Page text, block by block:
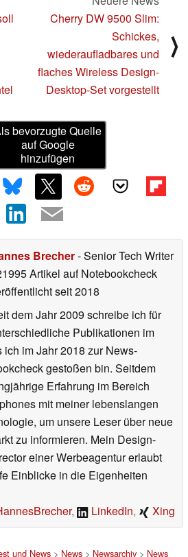
Cherry DW 9500 Slim:
Schickes,
wiederaufladbares und
flaches Wireless Design-
Desktop-Set vorgestellt
⟩
bevorzugte Quelle
auf Google
hinzufügen
Brecher- Senior Tech Writer
Artikel auf Notebookcheck
seit 2018
dem Jahr 2009 schreibe ich für
Publikationen im
ich im Jahr 2018 zur News-
gestoßen bin. Seitdem
Erfahrung im Bereich
mit meiner lebenslangen
um unsere Leser über neue
zu informieren. Mein Design-
einer Werbeagentur erlaubt
Einblicke in die Eigenheiten
, LinkedIn, Xing
und News> News> Newsarchiv> News